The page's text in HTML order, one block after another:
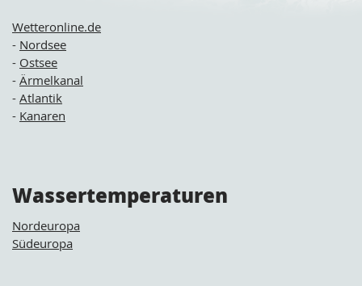
Wetteronline.de
- Nordsee
- Ostsee
- Ärmelkanal
- Atlantik
- Kanaren
Wassertemperaturen
Nordeuropa
Südeuropa